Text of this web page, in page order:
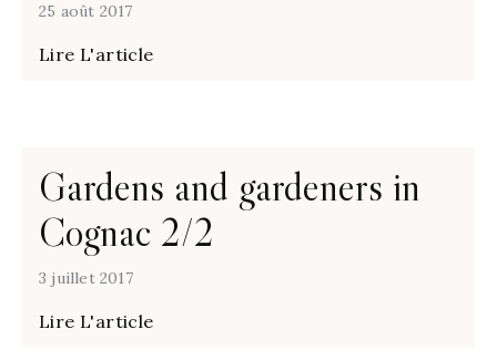
25 août 2017
Lire L'article
Gardens and gardeners in
Cognac 2/2
3 juillet 2017
Lire L'article